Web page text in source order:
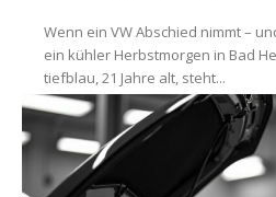
Wenn ein VW Abschied nimmt –
ein kühler Herbstmorgen in Bad
tiefblau, 21 Jahre alt, steht...